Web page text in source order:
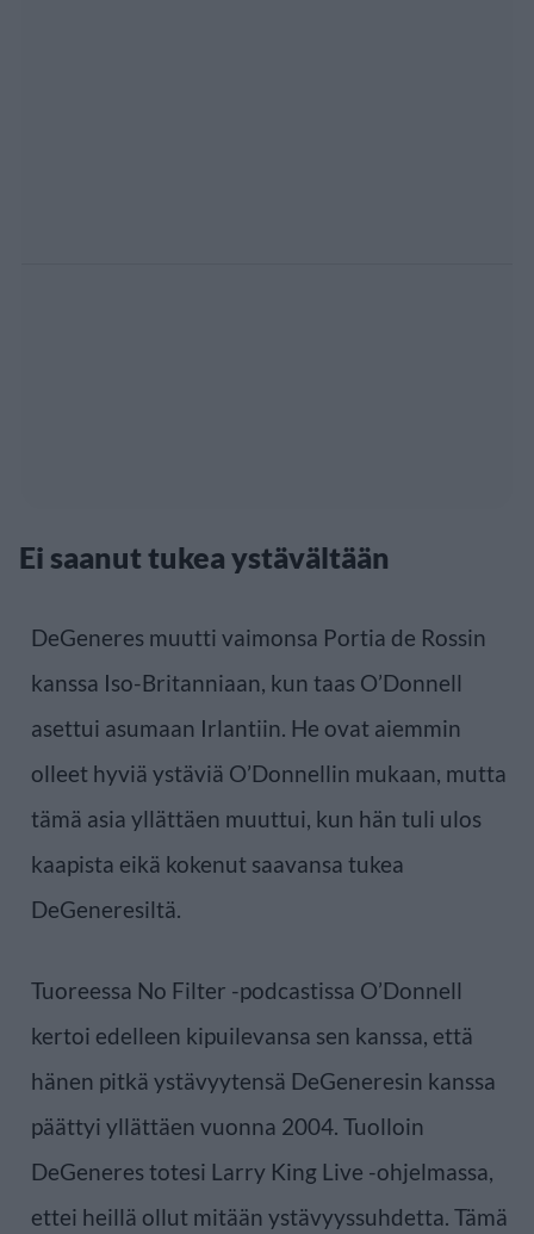
Ei saanut tukea ystävältään
DeGeneres muutti vaimonsa Portia de Rossin
kanssa Iso-Britanniaan, kun taas O’Donnell
asettui asumaan Irlantiin. He ovat aiemmin
olleet hyviä ystäviä O’Donnellin mukaan, mutta
tämä asia yllättäen muuttui, kun hän tuli ulos
kaapista eikä kokenut saavansa tukea
DeGeneresiltä.
Tuoreessa No Filter -podcastissa O’Donnell
kertoi edelleen kipuilevansa sen kanssa, että
hänen pitkä ystävyytensä DeGeneresin kanssa
päättyi yllättäen vuonna 2004. Tuolloin
DeGeneres totesi Larry King Live -ohjelmassa,
ettei heillä ollut mitään ystävyyssuhdetta. Tämä